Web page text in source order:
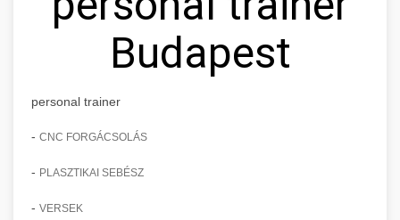
Budapest
personal trainer
- CNC FORGÁCSOLÁS
- PLASZTIKAI SEBÉSZ
- VERSEK